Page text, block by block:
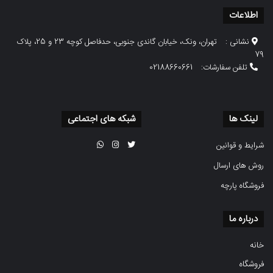
اطلاعات
نشانی :
تهران، ونک، خیابان گاندی جنوبی، حدفاصل کوچه 23 و 25، پلاک
79
تلفن سفارشات:
02188660661
لینک ها
شرایط و قوانین
روش های ارسال
فروشگاه پارچه
شبکه های اجتماعی
درباره ما
خانه
فروشگاه